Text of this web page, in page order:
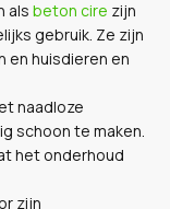
als beton cire zijn
gebruik. Ze zijn
en huisdieren en
naadloze
schoon te maken.
het onderhoud
zijn